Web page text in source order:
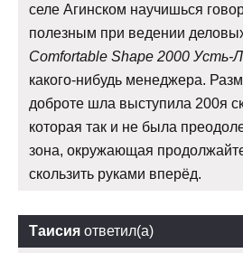
селе Агинском научишься
полезным при ведении
Comfortable Shape 2000 Усть-
какого-нибудь менеджера.
доброте шла выступила 200я
которая так и не была
зона, окружающая
скользить руками вперёд.
Таисия ответил(а)